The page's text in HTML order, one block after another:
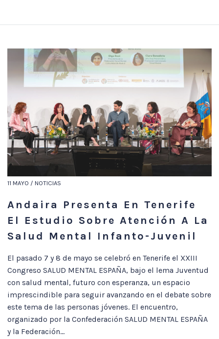
11 MAYO / NOTICIAS
Andaira Presenta En Tenerife
El Estudio Sobre Atención A La
Salud Mental Infanto-Juvenil
El pasado 7 y 8 de mayo se celebró en Tenerife el XXIII
Congreso SALUD MENTAL ESPAÑA, bajo el lema Juventud
con salud mental, futuro con esperanza, un espacio
imprescindible para seguir avanzando en el debate sobre
este tema de las personas jóvenes. El encuentro,
organizado por la Confederación SALUD MENTAL ESPAÑA
y la Federación...